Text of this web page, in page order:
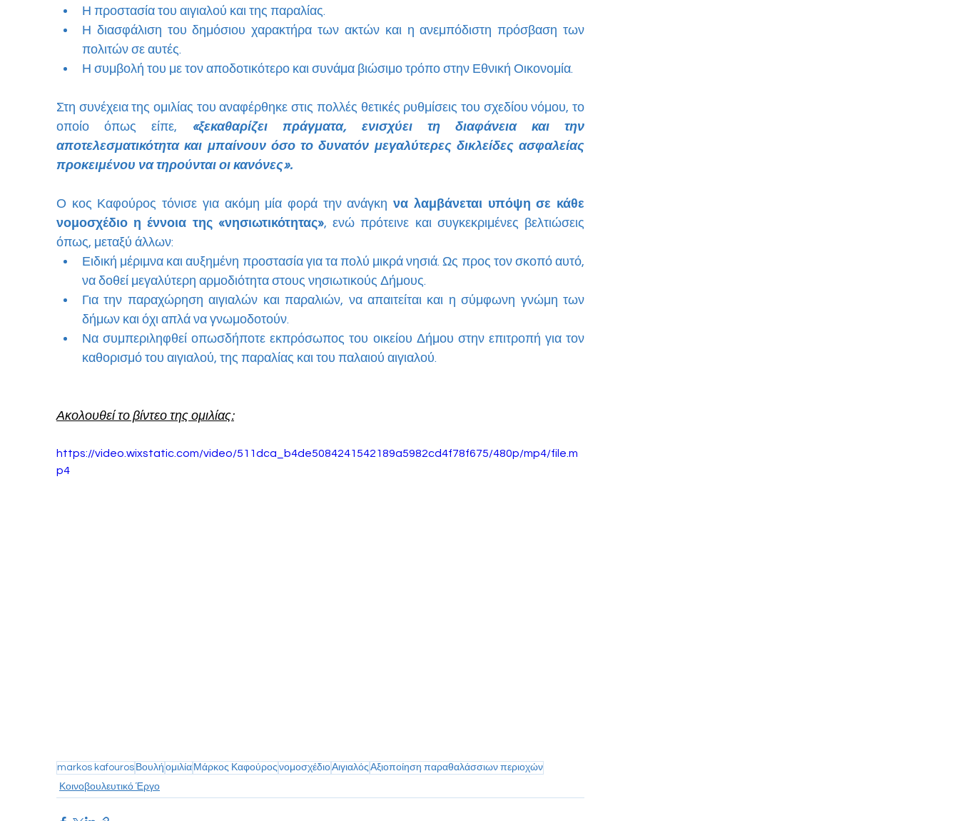
Η προστασία του αιγιαλού και της παραλίας.
Η διασφάλιση του δημόσιου χαρακτήρα των ακτών και η ανεμπόδιστη πρόσβαση των
πολιτών σε αυτές.
Η συμβολή του με τον αποδοτικότερο και συνάμα βιώσιμο τρόπο στην Εθνική Οικονομία.
Στη συνέχεια της ομιλίας του αναφέρθηκε στις πολλές θετικές ρυθμίσεις του σχεδίου νόμου, το
οποίο όπως είπε, «ξεκαθαρίζει πράγματα, ενισχύει τη διαφάνεια και την
αποτελεσματικότητα και μπαίνουν όσο το δυνατόν μεγαλύτερες δικλείδες ασφαλείας
προκειμένου να τηρούνται οι κανόνες».
Ο κος Καφούρος τόνισε για ακόμη μία φορά την ανάγκη να λαμβάνεται υπόψη σε κάθε
νομοσχέδιο η έννοια της «νησιωτικότητας», ενώ πρότεινε και συγκεκριμένες βελτιώσεις
όπως, μεταξύ άλλων:
Ειδική μέριμνα και αυξημένη προστασία για τα πολύ μικρά νησιά. Ως προς τον σκοπό αυτό,
να δοθεί μεγαλύτερη αρμοδιότητα στους νησιωτικούς Δήμους.
Για την παραχώρηση αιγιαλών και παραλιών, να απαιτείται και η σύμφωνη γνώμη των
δήμων και όχι απλά να γνωμοδοτούν.
Να συμπεριληφθεί οπωσδήποτε εκπρόσωπος του οικείου Δήμου στην επιτροπή για τον
καθορισμό του αιγιαλού, της παραλίας και του παλαιού αιγιαλού.
Ακολουθεί το βίντεο της ομιλίας:
https://video.wixstatic.com/video/511dca_b4de5084241542189a5982cd4f78f675/480p/mp4/file.m
p4
markos kafouros Βουλή ομιλία Μάρκος Καφούρος νομοσχέδιοΑιγιαλός Αξιοποίηση παραθαλάσσιων περιοχών
Κοινοβουλευτικό Έργο